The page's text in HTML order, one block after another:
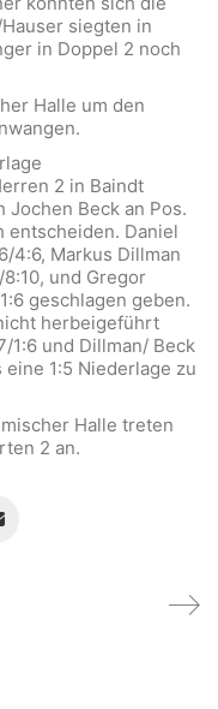
siegten in
in Doppel 2 noch
Halle um den
2 in Baindt
Jochen Beck an Pos.
entscheiden. Daniel
4:6, Markus Dillman
und Gregor
geschlagen geben.
herbeigeführt
und Dillman/ Beck
eine 1:5 Niederlage zu
Halle treten
2 an.